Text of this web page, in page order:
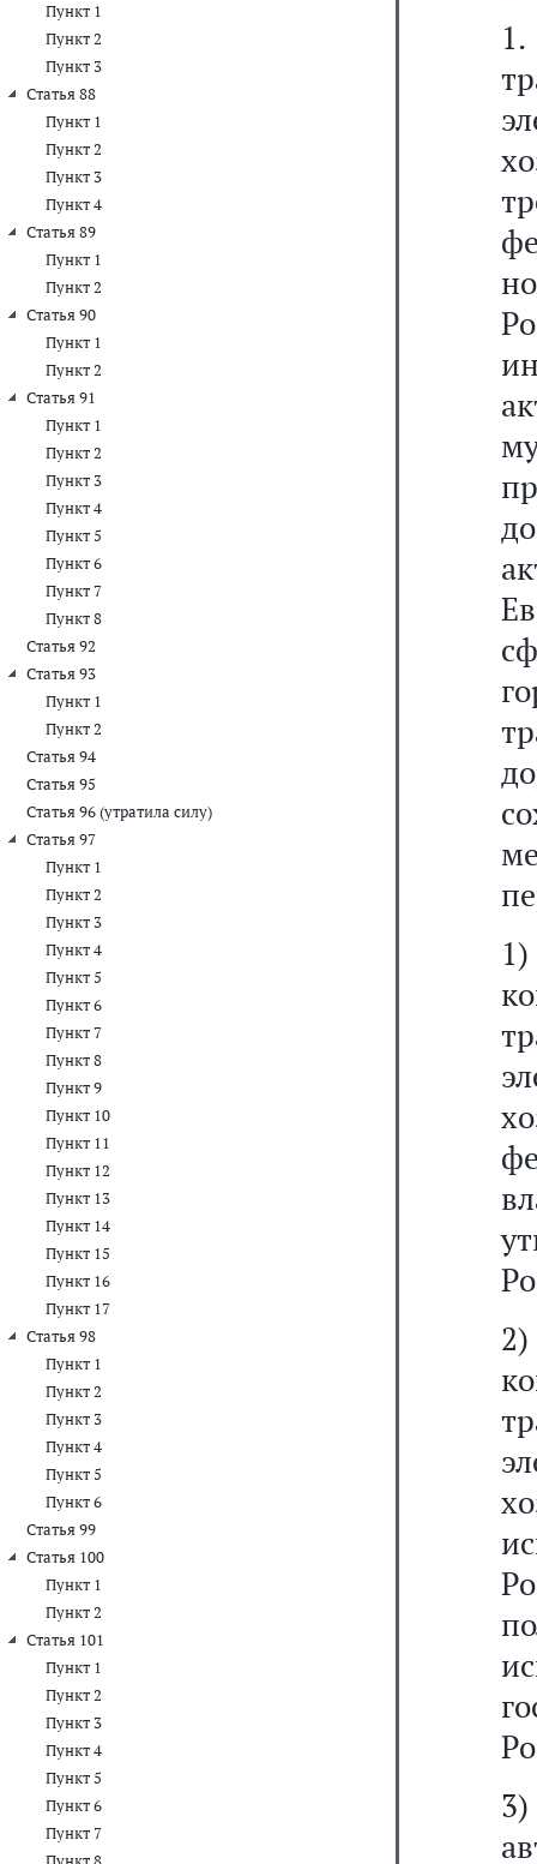
Пункт 1
Пункт 2
Пункт 3
Статья 88
Пункт 1
Пункт 2
Пункт 3
Пункт 4
Статья 89
Пункт 1
Пункт 2
Статья 90
Пункт 1
Пункт 2
Статья 91
Пункт 1
Пункт 2
Пункт 3
Пункт 4
Пункт 5
Пункт 6
Пункт 7
Пункт 8
Статья 92
Статья 93
Пункт 1
Пункт 2
Статья 94
Статья 95
Статья 96 (утратила силу)
Статья 97
Пункт 1
Пункт 2
Пункт 3
Пункт 4
Пункт 5
Пункт 6
Пункт 7
Пункт 8
Пункт 9
Пункт 10
Пункт 11
Пункт 12
Пункт 13
Пункт 14
Пункт 15
Пункт 16
Пункт 17
Статья 98
Пункт 1
Пункт 2
Пункт 3
Пункт 4
Пункт 5
Пункт 6
Статья 99
Статья 100
Пункт 1
Пункт 2
Статья 101
Пункт 1
Пункт 2
Пункт 3
Пункт 4
Пункт 5
Пункт 6
Пункт 7